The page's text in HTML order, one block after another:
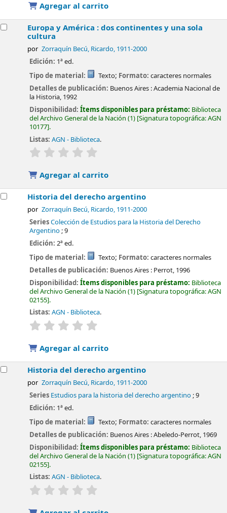
Agregar al carrito
Europa y América : dos continentes y una sola
cultura
por Zorraquín Becú, Ricardo, 1911-2000
Edición: 1ª ed.
Tipo de material:
Texto; Formato: caracteres normales
Detalles de publicación: Buenos Aires :Academia Nacional de
la Historia, 1992
Disponibilidad:Ítems disponibles para préstamo: Biblioteca
del Archivo General de la Nación (1) Signatura topográfica:AGN
10177 .
Listas: AGN - Biblioteca.
valoración
Agregar al carrito
Historia del derecho argentino
por Zorraquín Becú, Ricardo, 1911-2000
SeriesColección de Estudios para la Historia del Derecho
Argentino; 9
Edición:2ª ed.
Tipo de material:
Texto; Formato: caracteres normales
Detalles de publicación: Buenos Aires : Perrot, 1996
Disponibilidad:Ítems disponibles para préstamo: Biblioteca
del Archivo General de la Nación (1) Signatura topográfica:AGN
02155 .
Listas: AGN - Biblioteca.
valoración
Agregar al carrito
Historia del derecho argentino
por Zorraquín Becú, Ricardo, 1911-2000
Series Estudios para la historia del derecho argentino; 9
Edición: 1ª ed.
Tipo de material:
Texto; Formato: caracteres normales
Detalles de publicación: Buenos Aires :Abeledo-Perrot, 1969
Disponibilidad:Ítems disponibles para préstamo: Biblioteca
del Archivo General de la Nación (1) Signatura topográfica:AGN
02155 .
Listas: AGN - Biblioteca.
valoración